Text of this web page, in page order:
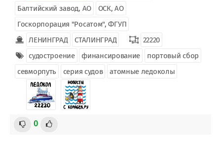
Балтийский завод, АО
ОСК, АО
Госкорпорация "Росатом", ФГУП
ЛЕНИНГРАД
СТАЛИНГРАД
22220
судостроение
финансирование
портовый сбор
севморпуть
серия судов атомные ледоколы
0